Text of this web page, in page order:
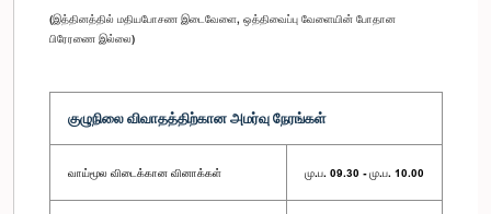
(இத்தினத்தில் மதியபோசண இடைவேளை, ஒத்திவைப்பு வேளையின் போதான
பிரேரணை இல்லை)
குழுநிலை விவாதத்திற்கான அமர்வு நேரங்கள்
வாய்மூல விடைக்கான வினாக்கள் மு.ப. 09.30 - மு.ப. 10.00